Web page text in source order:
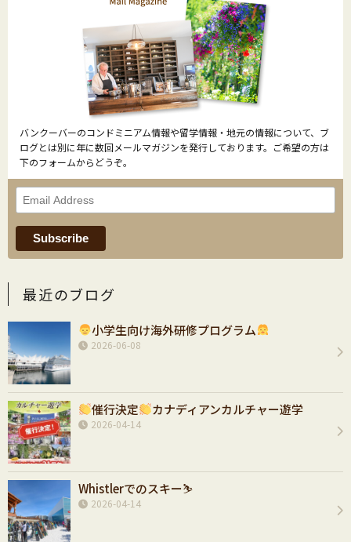
バンクーバーのコンドミニアム情報や留学情報・地元の情報について、ブ
ログとは別に年に数回メールマガジンを発行しております。ご希望の方は
下のフォームからどうぞ。
最近のブログ
小学生向け海外研修プログラム
2026-06-08
催行決定 カナディアンカルチャー遊学
2026-04-14
Whistlerでのスキー⛷️
2026-04-14